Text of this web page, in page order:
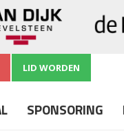
LID WORDEN
SPONSORING